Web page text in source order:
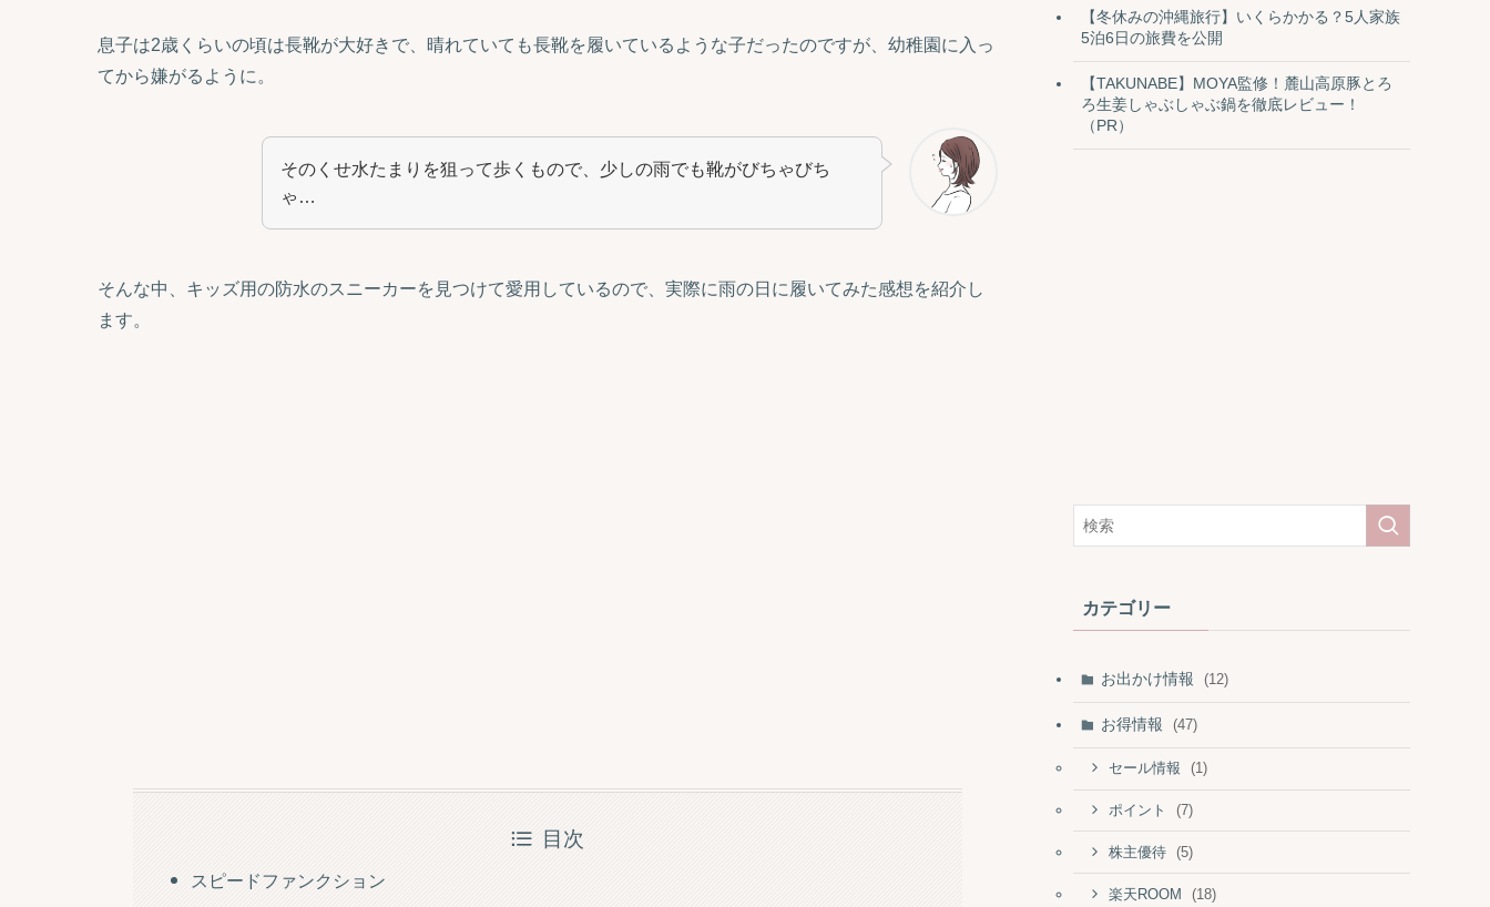
息子は2歳くらいの頃は長靴が大好きで、晴れていても長靴を履いているような子だったのですが、幼稚園に入っ
てから嫌がるように。
そのくせ水たまりを狙って歩くもので、少しの雨でも靴がびちゃびち
ゃ…
そんな中、キッズ用の防水のスニーカーを見つけて愛用しているので、実際に雨の日に履いてみた感想を紹介し
ます。
目次
スピードファンクション
【冬休みの沖縄旅行】いくらかかる？5人家族
5泊6日の旅費を公開
【TAKUNABE】MOYA監修！麓山高原豚とろ
ろ生姜しゃぶしゃぶ鍋を徹底レビュー！
（PR）
カテゴリー
お出かけ情報 (12)
お得情報 (47)
セール情報 (1)
ポイント (7)
株主優待 (5)
楽天ROOM (18)